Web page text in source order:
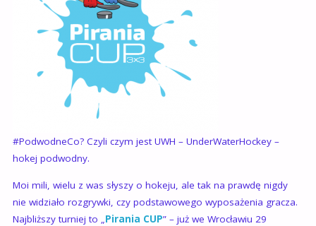
#‎PodwodneCo? Czyli czym jest UWH – UnderWaterHockey –
hokej podwodny.
Moi mili, wielu z was słyszy o hokeju, ale tak na prawdę nigdy
nie widziało rozgrywki, czy podstawowego wyposażenia gracza.
Najbliższy turniej to „Pirania CUP” – już we Wrocławiu 29